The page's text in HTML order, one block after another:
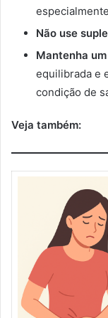
Não use
Mantenha
equilibrada e
condição de
Veja também: